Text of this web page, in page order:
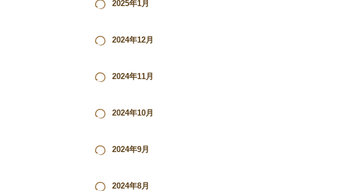
2025年1月
2024年12月
2024年11月
2024年10月
2024年9月
2024年8月